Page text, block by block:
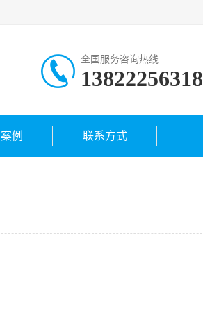
全国服务咨询热线:
13822256318
例 联系方式